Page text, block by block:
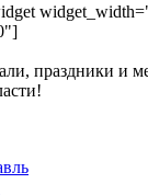
праздники и